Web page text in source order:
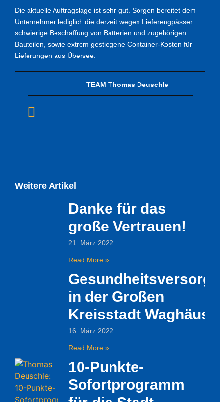
Die aktuelle Auftragslage ist sehr gut. Sorgen bereitet dem
Unternehmer lediglich die derzeit wegen Lieferengpässen
schwierige Beschaffung von Batterien und zugehörigen
Bauteilen, sowie extrem gestiegene Container-Kosten für
Lieferungen aus Übersee.
TEAM Thomas Deuschle
Weitere Artikel
Danke für das
große Vertrauen!
21. März 2022
Read More »
in der Großen
Kreisstadt
16. März 2022
Read More »
10-Punkte-
Sofortprogramm